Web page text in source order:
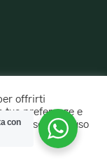
offrirti
tue preferenze e
acconsenti all'uso
con